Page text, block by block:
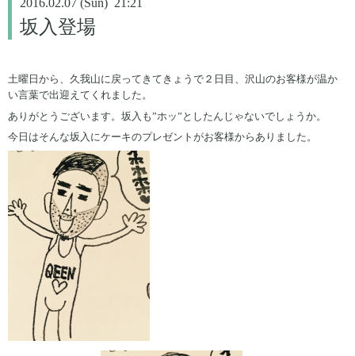
坂入登場
土曜日から、久我山に戻ってきてきょうで２日目、沢山のお客様が温か
い言葉で出迎えてくれました。
ありがとうございます。坂入も”ホッ”としたんじゃないでしょうか。
今日はそんな坂入にケーキのプレゼントがお客様からありました。